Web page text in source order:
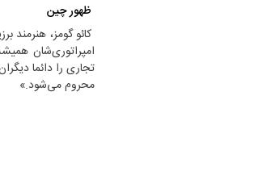
ظهور چین
کائو گومز، هنرمند
امپراتوری‌شان
تجاری را دائما
محروم می‌شود.»